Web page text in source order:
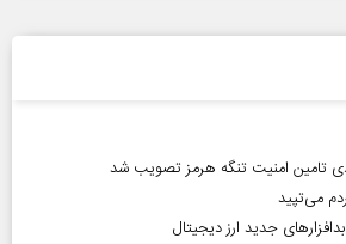
تامین امنیت تنگه هرمز تصویب شد
می‌تپید
جدید ارز دیجیتال